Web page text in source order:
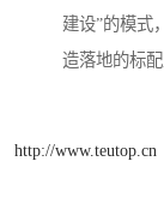
建设”的模式
造落地的标配
http://www.teutop.cn